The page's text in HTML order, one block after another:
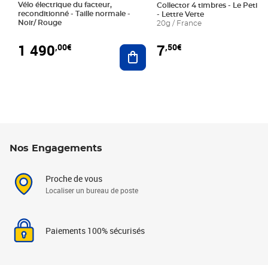
Vélo électrique du facteur,
reconditionné - Taille normale -
Noir/ Rouge
1 490,00€ Ajouter au panier
Collector 4 timbres - Le Petit
- Lettre Verte
20g / France
7,50€
Nos Engagements
Proche de vous
Localiser un bureau de poste
Paiements 100% sécurisés